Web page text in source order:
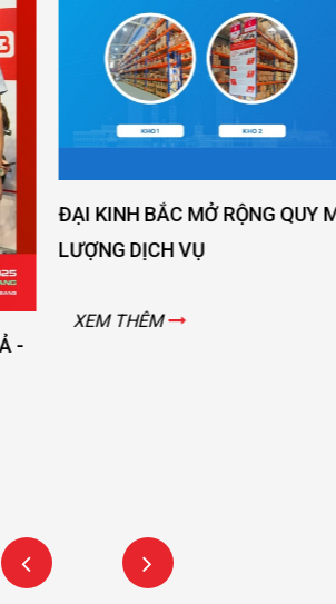
QUY MÔ - NÂNG CAO CHẤT